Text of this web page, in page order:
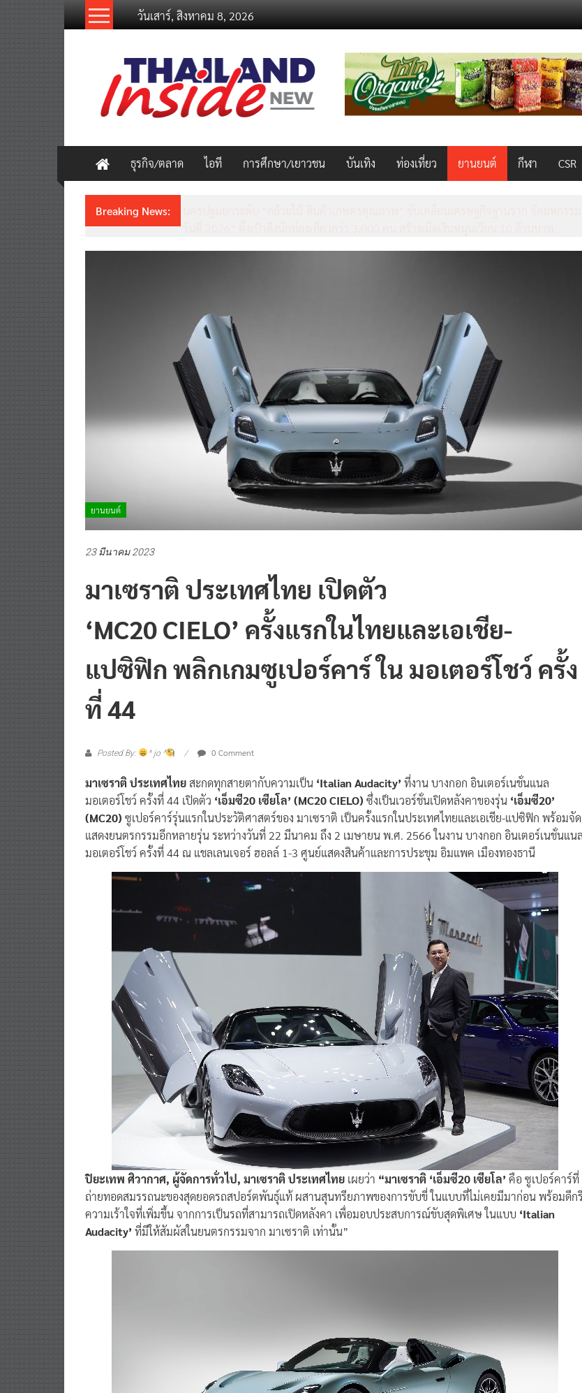
วันเสาร์, สิงหาคม 8, 2026
thailandinsidenew.com
Thailand
Inside
New
ธุรกิจ/ตลาด ไอที การศึกษา/เยาวชน บันเทิง ท่องเที่ยว ยานยนต์ กีฬา CSR
Breaking News:
มาเซราติ ประเทศไทย เปิดตัว
‘MC20 CIELO’ ครั้งแรกในไทยและเอเชีย-
แปซิฟิก พลิกเกมซูเปอร์คาร์ ใน มอเตอร์โชว์ ครั้ง
ที่ 44
มาเซราติ ประเทศไทย
ที่งาน บางกอก อินเตอร์เนชั่นแนล
มอเตอร์โชว์ ครั้งที่ 44 เปิดตัว‘เอ็มซี20 เซียโล’ (MC20 CIELO)ซึ่งเป็นเวอร์ชั่นเปิดหลังคาของรุ่น‘เอ็มซี20’
(MC20)ซูเปอร์คาร์รุ่นแรกในประวัติศาสตร์ของ มาเซราติ เป็นครั้งแรกในประเทศไทยและเอเชีย-แปซิฟิก พร้อมจัด
แสดงยนตรกรรมอีกหลายรุ่น ระหว่างวันที่ 22 มีนาคม ถึง 2 เมษายน พ.ศ. 2566 ในงาน บางกอก อินเตอร์เนชั่นแนล
มอเตอร์โชว์ ครั้งที่ 44 ณ แชลเลนเจอร์ ฮอลล์ 1-3 ศูนย์แสดงสินค้าและการประชุม อิมแพค เมืองทองธานี
ปิยะเทพ ศิวากาศ, ผู้จัดการทั่วไป, มาเซราติ ประเทศไทยเผยว่า“มาเซราติ ‘เอ็มซี20 เซียโล’คือ ซูเปอร์คาร์ที่
ถ่ายทอดสมรรถนะของสุดยอดรถสปอร์ตพันธุ์แท้ ผสานสุนทรียภาพของการขับขี่ ในแบบที่ไม่เคยมีมาก่อน พร้อมดีกรี
ความเร้าใจที่เพิ่มขึ้น จากการเป็นรถที่สามารถเปิดหลังคา เพื่อมอบประสบการณ์ขับสุดพิเศษ ในแบบ‘Italian
Audacity’ที่มีให้สัมผัสในยนตรกรรมจาก มาเซราติ เท่านั้น”